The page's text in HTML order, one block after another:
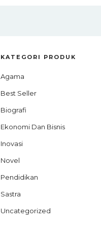
KATEGORI PRODUK
Agama
Best Seller
Biografi
Ekonomi Dan Bisnis
Inovasi
Novel
Pendidikan
Sastra
Uncategorized